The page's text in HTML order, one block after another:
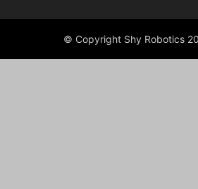
© Copyright Shy Robotics